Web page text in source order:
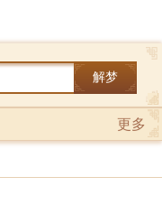
解梦
更多